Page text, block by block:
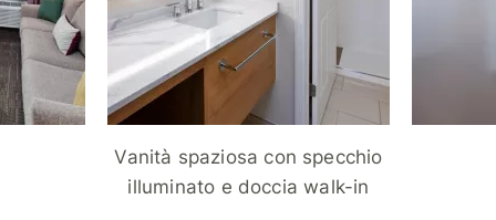
Vanità spaziosa con specchio
illuminato e doccia walk-in